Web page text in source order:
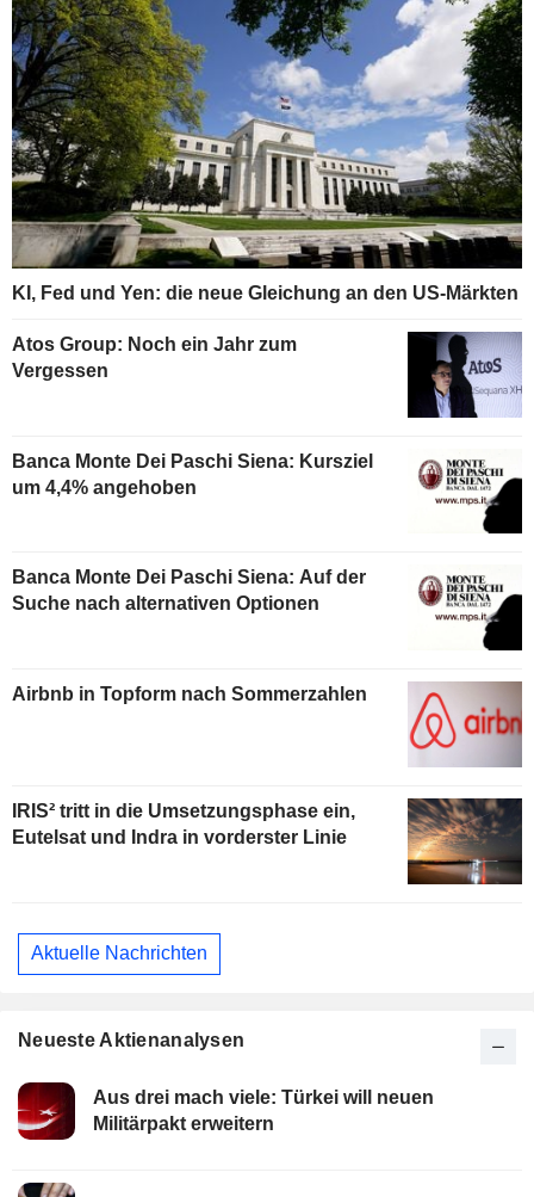
KI, Fed und Yen: die neue Gleichung an den US-Märkten
Atos Group: Noch ein Jahr zum
Vergessen
Banca Monte Dei Paschi Siena: Kursziel
um 4,4% angehoben
Banca Monte Dei Paschi Siena: Auf der
Suche nach alternativen Optionen
Airbnb in Topform nach Sommerzahlen
IRIS² tritt in die Umsetzungsphase ein,
Eutelsat und Indra in vorderster Linie
Aktuelle Nachrichten
Neueste Aktienanalysen
Aus drei mach viele: Türkei will neuen
Militärpakt erweitern